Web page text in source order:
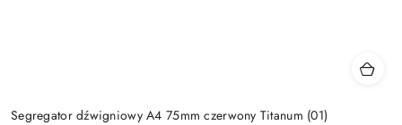
Segregator dźwigniowy A4 75mm czerwony Titanum (01)